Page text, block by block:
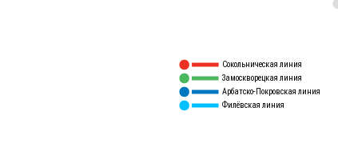
Сокольническая линия
Замоскворецкая линия
Арбатско-Покровская линия
Филёвская линия